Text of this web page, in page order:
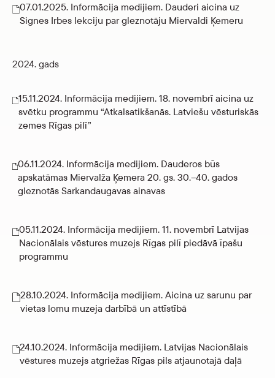
07.01.2025. Informācija medijiem. Dauderi aicina uz
Signes Irbes lekciju par gleznotāju Miervaldi Ķemeru
2024. gads
15.11.2024. Informācija medijiem. 18. novembrī aicina uz
svētku programmu “Atkalsatikšanās. Latviešu vēsturiskās
zemes Rīgas pilī”
06.11.2024. Informācija medijiem. Dauderos būs
apskatāmas Miervalža Ķemera 20. gs. 30.–40. gados
gleznotās Sarkandaugavas ainavas
05.11.2024. Informācija medijiem. 11. novembrī Latvijas
Nacionālais vēstures muzejs Rīgas pilī piedāvā īpašu
programmu
28.10.2024. Informācija medijiem. Aicina uz sarunu par
vietas lomu muzeja darbībā un attīstībā
24.10.2024. Informācija medijiem. Latvijas Nacionālais
vēstures muzejs atgriežas Rīgas pils atjaunotajā daļā